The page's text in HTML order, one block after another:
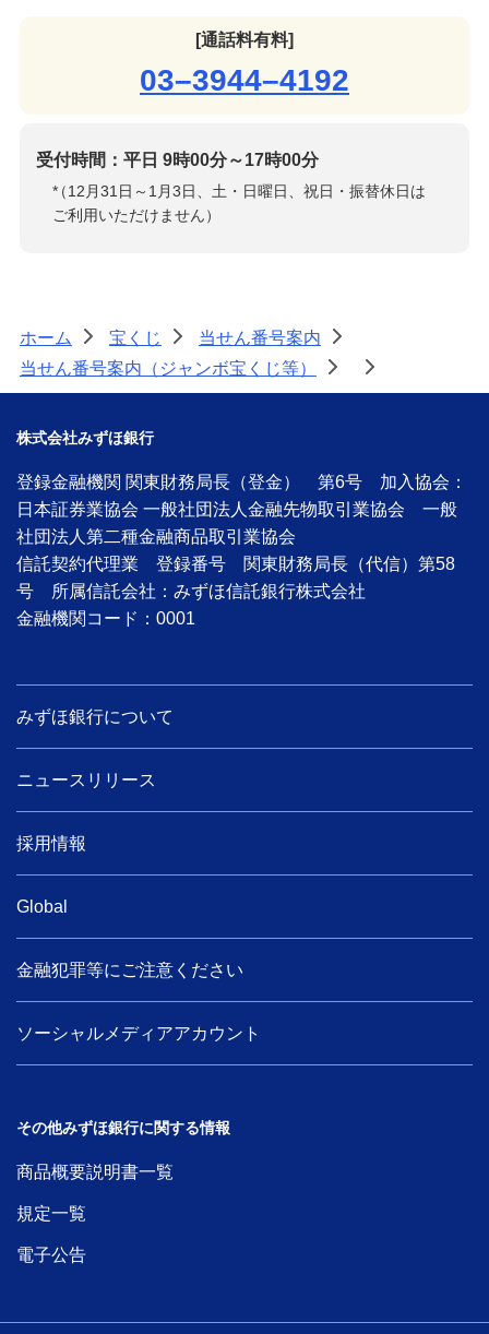
[通話料有料]
03–3944–4192
受付時間：平日 9時00分～17時00分
*
（12月31日～1月3日、土・日曜日、祝日・振替休日は
ご利用いただけません）
ホーム > 宝くじ > 当せん番号案内
>
当せん番号案内（ジャンボ宝くじ等）
> >
株式会社みずほ銀行
登録金融機関 関東財務局長（登金） 第6号 加入協会：
日本証券業協会 一般社団法人金融先物取引業協会 一般
社団法人第二種金融商品取引業協会
信託契約代理業 登録番号 関東財務局長（代信）第58
号 所属信託会社：みずほ信託銀行株式会社
金融機関コード：0001
みずほ銀行について
ニュースリリース
採用情報
Global
金融犯罪等にご注意ください
ソーシャルメディアアカウント
その他みずほ銀行に関する情報
商品概要説明書一覧
規定一覧
電子公告